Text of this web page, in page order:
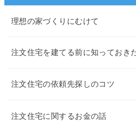
理想の家づくりにむけて
注文住宅を建てる前に知っておき
注文住宅の依頼先探しのコツ
注文住宅に関するお金の話